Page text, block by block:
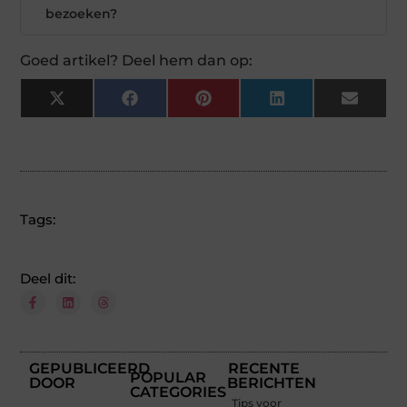
bezoeken?
Goed artikel? Deel hem dan op:
X
(Twitter)
Facebook Pinterest LinkedIn Email
Tags:
Deel dit:
GEPUBLICEERD
DOOR
POPULAR
CATEGORIES
RECENTE
BERICHTEN
Tips voor